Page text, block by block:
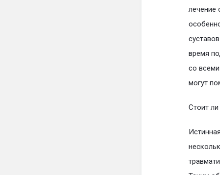
лечение
время
со
могут
Стоит